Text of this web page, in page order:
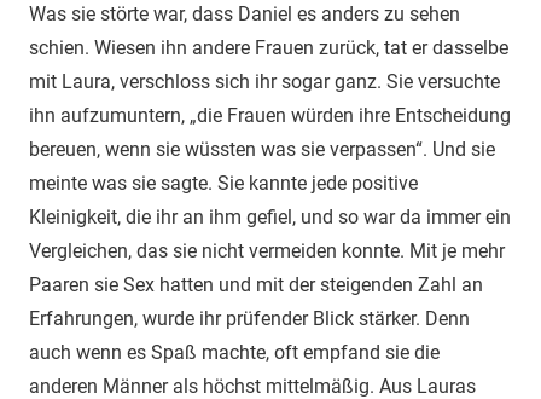
Was sie störte war, dass Daniel es anders zu sehen
schien. Wiesen ihn andere Frauen zurück, tat er dasselbe
mit Laura, verschloss sich ihr sogar ganz. Sie versuchte
ihn aufzumuntern, „die Frauen würden ihre Entscheidung
bereuen, wenn sie wüssten was sie verpassen“. Und sie
meinte was sie sagte. Sie kannte jede positive
Kleinigkeit, die ihr an ihm gefiel, und so war da immer ein
Vergleichen, das sie nicht vermeiden konnte. Mit je mehr
Paaren sie Sex hatten und mit der steigenden Zahl an
Erfahrungen, wurde ihr prüfender Blick stärker. Denn
auch wenn es Spaß machte, oft empfand sie die
anderen Männer als höchst mittelmäßig. Aus Lauras